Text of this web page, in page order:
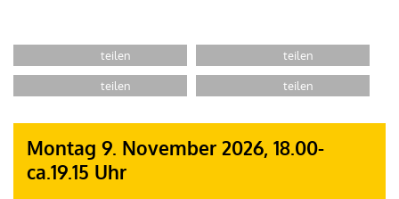
Montag 9. November 2026, 18.00-
ca.19.15 Uhr